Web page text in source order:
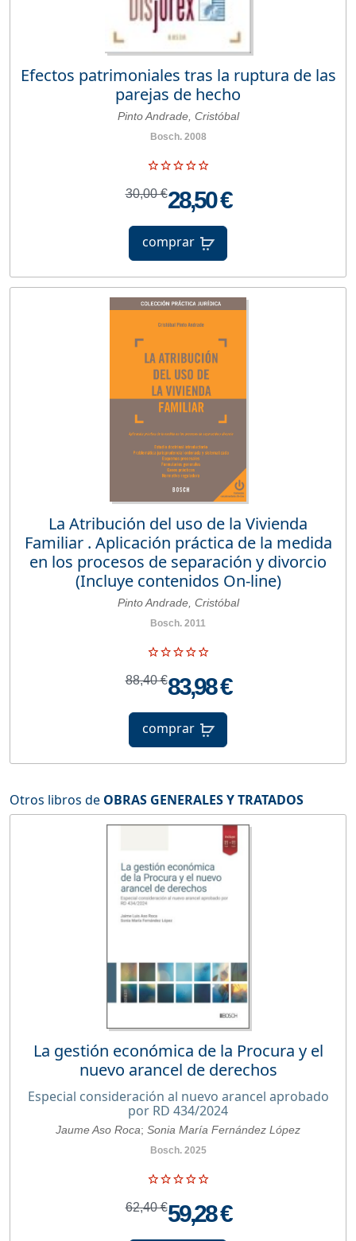
Efectos patrimoniales tras la ruptura de las
parejas de hecho
Pinto Andrade, Cristóbal
Bosch. 2008
30,00 €28,50 €
comprar
La Atribución del uso de la Vivienda
Familiar . Aplicación práctica de la medida
en los procesos de separación y divorcio
(Incluye contenidos On-line)
Pinto Andrade, Cristóbal
Bosch. 2011
88,40 €83,98 €
comprar
Otros libros de OBRAS GENERALES Y TRATADOS
La gestión económica de la Procura y el
nuevo arancel de derechos
Especial consideración al nuevo arancel aprobado
por RD 434/2024
Jaume Aso Roca; Sonia María Fernández López
Bosch. 2025
62,40 €59,28 €